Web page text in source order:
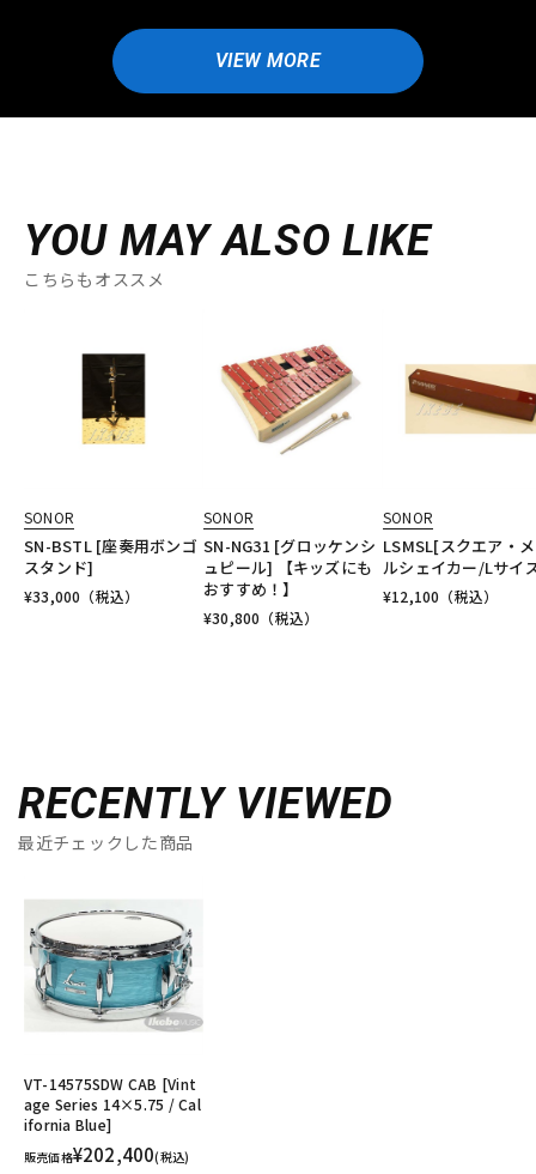
VIEW MORE
YOU MAY ALSO LIKE
こちらもオススメ
SONOR
SN-BSTL [座奏用ボンゴ
スタンド]
¥33,000 （税込）
SONOR
SN-NG31 [グロッケンシ
ュピール] 【キッズにも
おすすめ！】
¥30,800 （税込）
SONOR
LSMSL[スクエア・
ルシェイカー/Lサイ
¥12,100 （税込）
RECENTLY VIEWED
最近チェックした商品
VT-14575SDW CAB [Vint
age Series 14×5.75 / Cal
ifornia Blue]
販売価格¥202,400(税込)